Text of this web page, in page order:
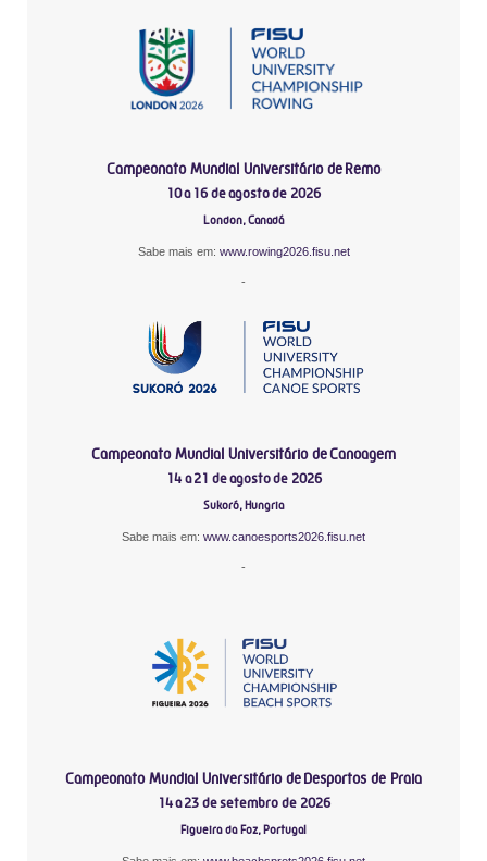
Campeonato Mundial Universitário de Remo
10 a 16 de agosto de 2026
London, Canadá
Sabe mais em: www.rowing2026.fisu.net
-
Campeonato Mundial Universitário de Canoagem
14 a 21 de agosto de 2026
Sukoró, Hungria
Sabe mais em: www.canoesports2026.fisu.net
-
Campeonato Mundial Universitário de Desportos de Praia
14 a 23 de setembro de 2026
Figueira da Foz, Portugal